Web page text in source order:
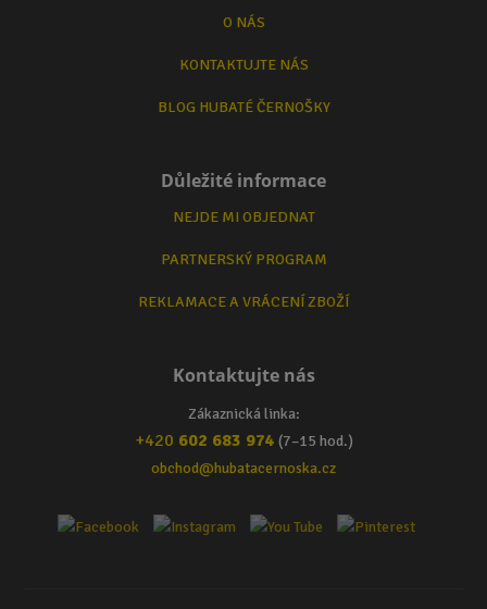
O NÁS
KONTAKTUJTE NÁS
BLOG HUBATÉ ČERNOŠKY
Důležité informace
NEJDE MI OBJEDNAT
PARTNERSKÝ PROGRAM
REKLAMACE A VRÁCENÍ ZBOŽÍ
Kontaktujte nás
Zákaznická linka:
+420 602 683 974 (7–15 hod.)
obchod@hubatacernoska.cz